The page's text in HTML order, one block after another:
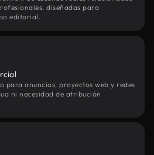
diseñadas para
editorial.
para anuncios, proyectos web y redes
ni necesidad de atribución